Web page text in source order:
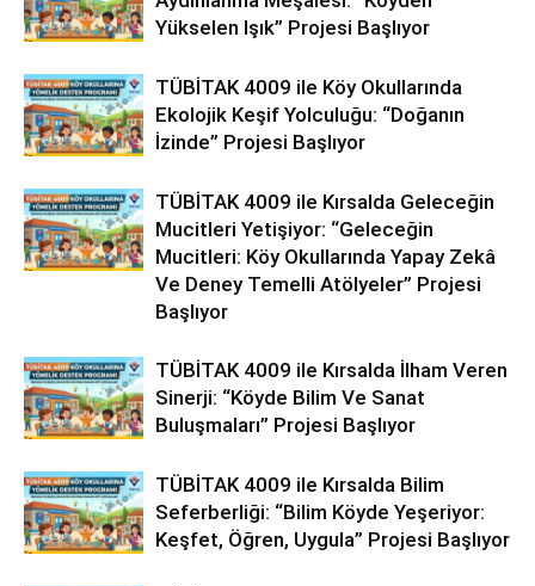
Yükselen Işık” Projesi Başlıyor
TÜBİTAK 4009 ile Köy Okullarında
Ekolojik Keşif Yolculuğu: “Doğanın
İzinde” Projesi Başlıyor
TÜBİTAK 4009 ile Kırsalda Geleceğin
Mucitleri Yetişiyor: “Geleceğin
Mucitleri: Köy Okullarında Yapay Zekâ
Ve Deney Temelli Atölyeler” Projesi
Başlıyor
TÜBİTAK 4009 ile Kırsalda İlham Veren
Sinerji: “Köyde Bilim Ve Sanat
Buluşmaları” Projesi Başlıyor
TÜBİTAK 4009 ile Kırsalda Bilim
Seferberliği: “Bilim Köyde Yeşeriyor:
Keşfet, Öğren, Uygula” Projesi Başlıyor